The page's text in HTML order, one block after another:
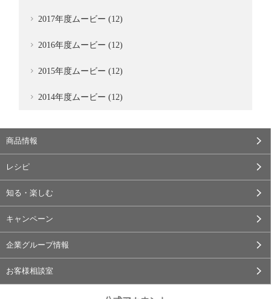
2017年度ムービー (12)
2016年度ムービー (12)
2015年度ムービー (12)
2014年度ムービー (12)
商品情報
レシピ
知る・楽しむ
キャンペーン
企業グループ情報
お客様相談室